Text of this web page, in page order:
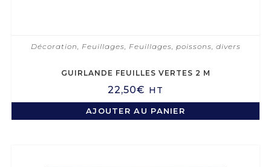
Décoration Feuillages Feuillages, poissons, divers
GUIRLANDE FEUILLES VERTES 2 M
22,50€ HT
AJOUTER AU PANIER